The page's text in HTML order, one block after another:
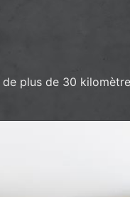
plus de 30